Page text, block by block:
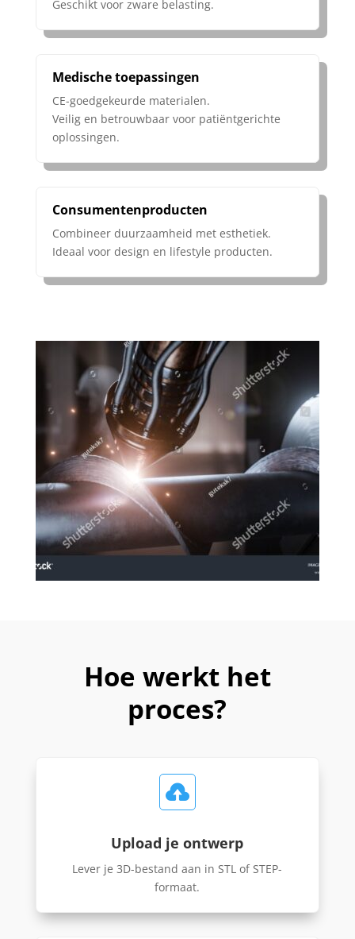
Geschikt voor zware belasting.
Medische toepassingen
CE-goedgekeurde materialen.
Veilig en betrouwbaar voor patiëntgerichte
oplossingen.
Consumentenproducten
Combineer duurzaamheid met esthetiek.
Ideaal voor design en lifestyle producten.
Hoe werkt het
proces?

Upload je ontwerp
Lever je 3D-bestand aan in STL of STEP-
formaat.